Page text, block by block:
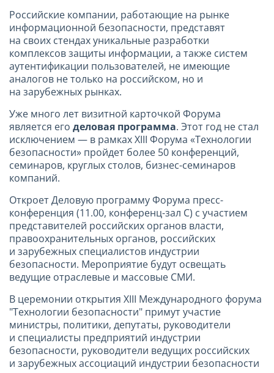
Российские компании, работающие на рынке
информационной безопасности, представят
на своих стендах уникальные разработки
комплексов защиты информации, а также систем
аутентификации пользователей, не имеющие
аналогов не только на российском, но и
на зарубежных рынках.
Уже много лет визитной карточкой Форума
является его деловая программа. Этот год не стал
исключением — в рамках XIII Форума «Технологии
безопасности» пройдет более 50 конференций,
семинаров, круглых столов, бизнес-семинаров
компаний.
Откроет Деловую программу Форума пресс-
конференция (11.00, конференц-зал C) с участием
представителей российских органов власти,
правоохранительных органов, российских
и зарубежных специалистов индустрии
безопасности. Мероприятие будут освещать
ведущие отраслевые и массовые СМИ.
В церемонии открытия XIII Международного форума
"Технологии безопасности" примут участие
министры, политики, депутаты, руководители
и специалисты предприятий индустрии
безопасности, руководители ведущих российских
и зарубежных ассоциаций индустрии безопасности